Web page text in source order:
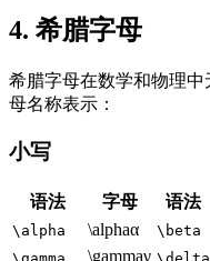
4. 希腊字母
希腊字母在数学和物理
母名称表示：
小写
语法 字母 语法
\alpha \alphaα \beta
\gammaγ